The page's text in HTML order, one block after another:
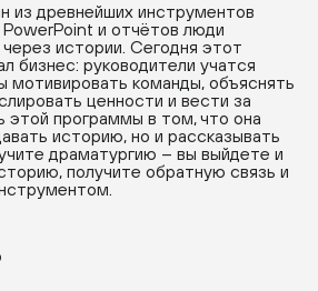
из древнейших инструментов
PowerPoint и отчётов люди
истории. Сегодня этот
бизнес: руководители учатся
мотивировать команды, объяснять
ценности и вести за
этой программы в том, что она
историю, но и рассказывать
драматургию – вы выйдете и
получите обратную связь и